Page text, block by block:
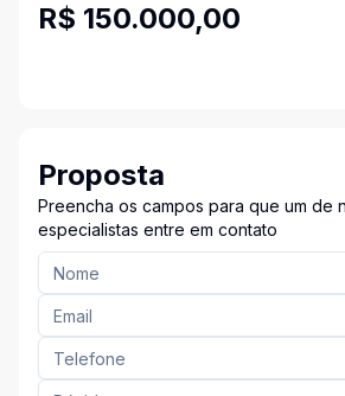
R$ 150.000,00
Proposta
Preencha os campos para que um de
especialistas entre em contato